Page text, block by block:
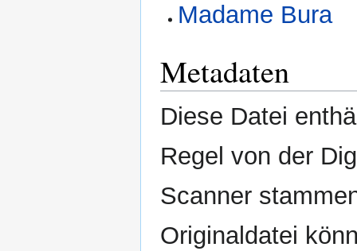
Madame Bura
Metadaten
Diese Datei
Regel von der
Scanner
Originaldatei